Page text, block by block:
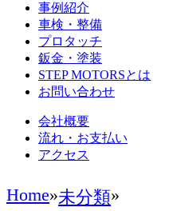
事例紹介
車検・整備
プロタッチ
鈑金・塗装
STEP MOTORSとは
お問い合わせ
会社概要
流れ・お支払い
アクセス
Home»未分類»